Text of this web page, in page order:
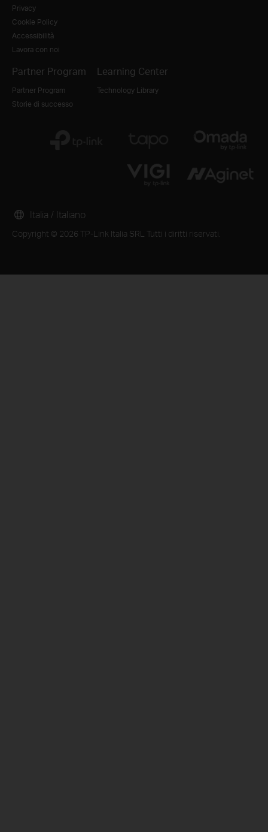
Privacy
Cookie Policy
Accessibilità
Lavora con noi
Partner Program
Partner Program
Storie di successo
Learning Center
Technology Library
Copyright © 2026 TP-Link Italia SRL Tutti i diritti riservati.
Italia / Italiano
From United States?
Your Privacy Choices
una migliore user experience. Puoi disattivare o rifiutare il
consulta la nostra
Analytics e Marketing Cookies